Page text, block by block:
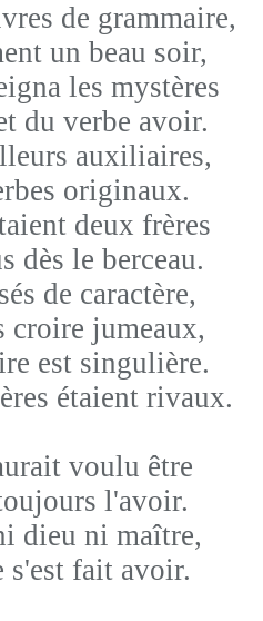
de grammaire,
un beau soir,
les mystères
du verbe avoir.
auxiliaires,
originaux.
deux frères
dès le berceau.
de caractère,
croire jumeaux,
est singulière.
étaient rivaux.
voulu être
l'avoir.
dieu ni maître,
s'est fait avoir.